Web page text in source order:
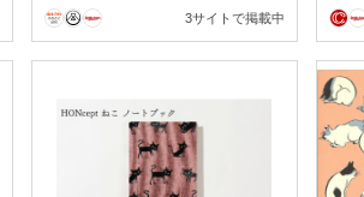
ぐい 老舗 ご当地 ギフト お
祝い 内祝い 芸艸堂 京都府
京都市
3サイトで掲載中
事
ク